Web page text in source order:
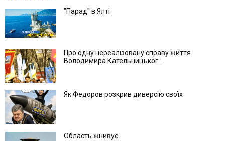
"Парад" в Ялті
Про одну нереалізовану справу життя
Володимира Кательницьког...
Як Федоров розкрив диверсію своїх
Область жнивує